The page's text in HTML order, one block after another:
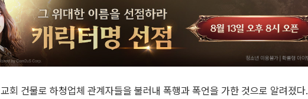
회 건물로 하청업체 관계자들을 불러내 폭행과 폭언을 가한 것으로 알려졌다.